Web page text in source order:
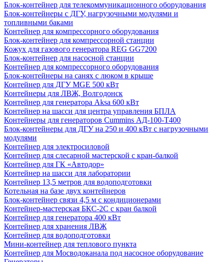
Блок-контейнер для телекоммуникационного оборудования
Блок-контейнеры с ДГУ, нагрузочными модулями и
топливными баками
Контейнер для компрессорного оборудования
Блок-контейнер для компрессорной станции
Кожух для газового генератора REG GG7200
Блок-контейнер для насосной станции
Контейнер для компрессорного оборудования
Блок-контейнеры на санях с люком в крыше
Контейнер для ДГУ MGE 500 кВт
Контейнеры для ЛВЖ, Волгодонск
Контейнер для генератора Aksa 600 кВт
Контейнер на шасси для центра управления БПЛА
Контейнеры для генераторов Cummins АД-100-Т400
Блок-контейнеры для ДГУ на 250 и 400 кВт с нагрузочными
модулями
Контейнер для электросиловой
Контейнер для слесарной мастерской с кран-балкой
Контейнер для ГК «Автодор»
Контейнер на шасси для лаборатории
Контейнер 13,5 метров для водоподготовки
Котельная на базе двух контейнеров
Блок-контейнер связи 4,5 м с кондиционерами
Контейнер-мастерская БКС-2С с кран балкой
Контейнер для генератора 400 кВт
Контейнер для хранения ЛВЖ
Контейнер для водоподготовки
Мини-контейнер для теплового пункта
Контейнер для Мосводоканала под насосное оборудование